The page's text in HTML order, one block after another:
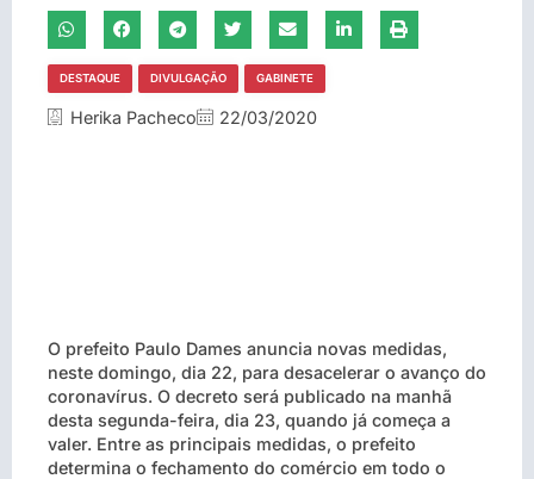
DESTAQUE DIVULGAÇÃO GABINETE
Herika Pacheco 22/03/2020
O prefeito Paulo Dames anuncia novas medidas,
neste domingo, dia 22, para desacelerar o avanço do
coronavírus. O decreto será publicado na manhã
desta segunda-feira, dia 23, quando já começa a
valer. Entre as principais medidas, o prefeito
determina o fechamento do comércio em todo o